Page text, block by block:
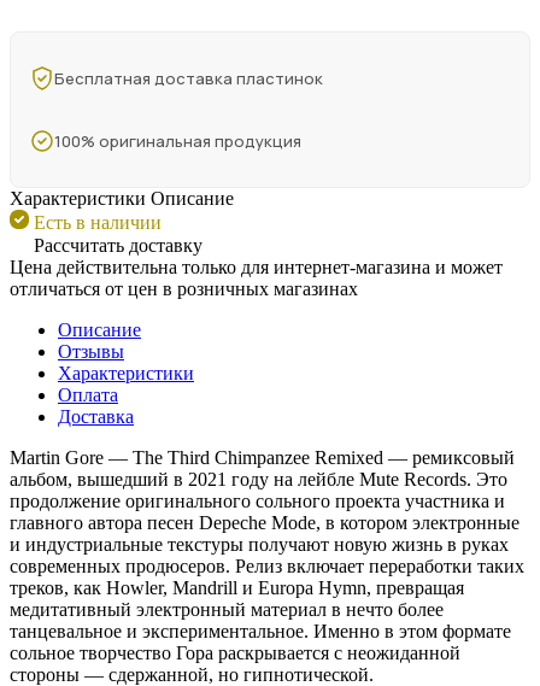
Бесплатная доставка пластинок
100% оригинальная продукция
Характеристики Описание
Есть в наличии
Рассчитать доставку
Цена действительна только для интернет-магазина и может
отличаться от цен в розничных магазинах
Описание
Отзывы
Характеристики
Оплата
Доставка
Martin Gore — The Third Chimpanzee Remixed — ремиксовый
альбом, вышедший в 2021 году на лейбле Mute Records. Это
продолжение оригинального сольного проекта участника и
главного автора песен Depeche Mode, в котором электронные
и индустриальные текстуры получают новую жизнь в руках
современных продюсеров. Релиз включает переработки таких
треков, как Howler, Mandrill и Europa Hymn, превращая
медитативный электронный материал в нечто более
танцевальное и экспериментальное. Именно в этом формате
сольное творчество Гора раскрывается с неожиданной
стороны — сдержанной, но гипнотической.